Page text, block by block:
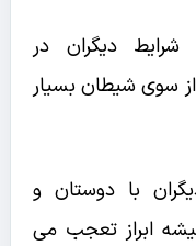
دیگران در
از سوی شیطان بسیار
با دوستان و
ابراز تعجب می